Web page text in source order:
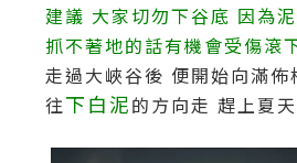
建議 大家切勿下谷底 因為
抓不著地的話有機會受傷滾
走過大峽谷後 便開始向滿佈
往下白泥的方向走 趕上夏